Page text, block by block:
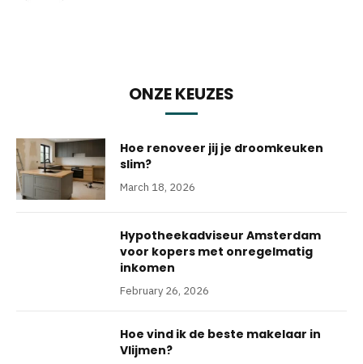
ONZE KEUZES
Hoe renoveer jij je droomkeuken
slim?
March 18, 2026
Hypotheekadviseur Amsterdam
voor kopers met onregelmatig
inkomen
February 26, 2026
Hoe vind ik de beste makelaar in
Vlijmen?